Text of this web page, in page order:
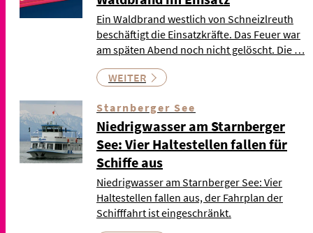
Ein Waldbrand westlich von Schneizlreuth
beschäftigt die Einsatzkräfte. Das Feuer war
am späten Abend noch nicht gelöscht. Die …
WEITER
Starnberger See
Niedrigwasser am Starnberger
See: Vier Haltestellen fallen für
Schiffe aus
Niedrigwasser am Starnberger See: Vier
Haltestellen fallen aus, der Fahrplan der
Schifffahrt ist eingeschränkt.